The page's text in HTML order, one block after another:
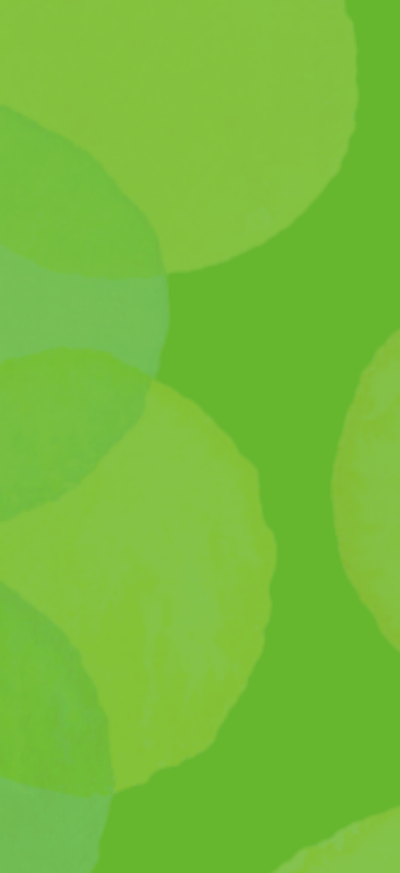
園での過ごしかた
ふたばのブログ
ふたば福祉会
認定こども園 関西国際大学附属 難波愛の園幼稚園